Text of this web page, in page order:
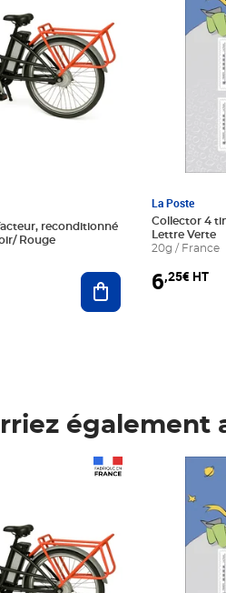
reconditionné
Rouge
Ajouter au panier
La Poste
Collector 4
Lettre Verte
20g / France
6,25€ HT
également
Prix 6,25€ HT